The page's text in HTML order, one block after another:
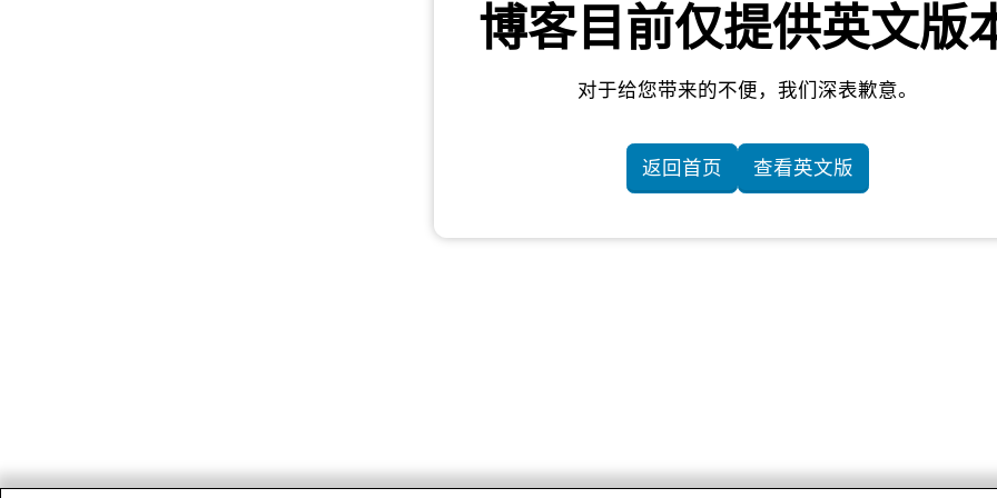
博客目前仅提供英文版
对于给您带来的不便，我们深表歉意。
返回首页 查看英文版